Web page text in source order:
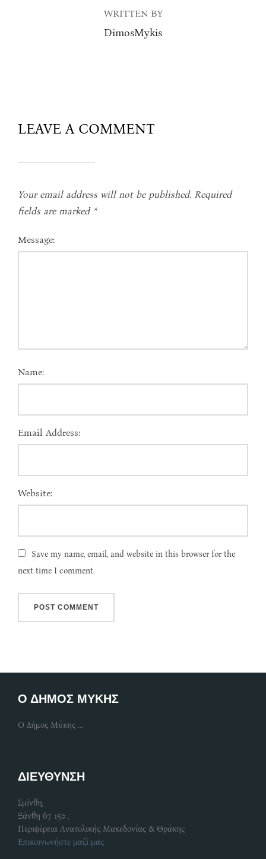
WRITTEN BY
DimosMykis
LEAVE A COMMENT
Your email address will not be published. Required
fields are marked *
Message:
Name:
Email Address:
Website:
Save my name, email, and website in this browser for the
next time I comment.
Ο ΔΗΜΟΣ ΜΥΚΗΣ
Ο Δήμος Μύκης ...
ΔΙΕΥΘΥΝΣΗ
Σμίνθη,
Ξάνθη 67 150 ,
Περιφέρεια Ανατολικής Μακεδονίας & Θράκης
Επικοινωνήστε μαζί μας